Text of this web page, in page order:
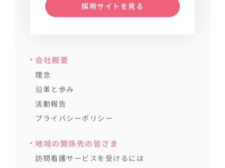
採用サイトを見る
会社概要
理念
沿革と歩み
活動報告
プライバシーポリシー
地域の関係先の皆さま
訪問看護サービスを受けるには